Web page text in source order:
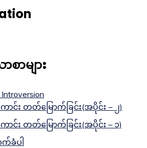
ာများ
င်း တတ်မြောက်ခြင်း(အပိုင်း – ၂)
င်း တတ်မြောက်ခြင်း(အပိုင်း – ၁)
ခံပါ